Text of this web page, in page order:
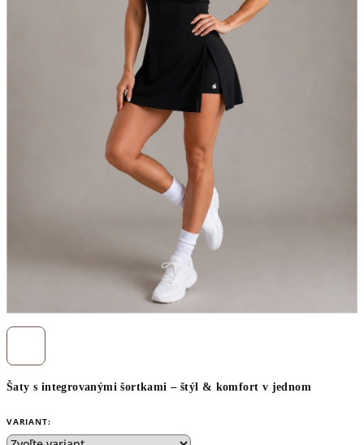
Šaty s integrovanými šortkami – štýl & komfort v jednom
VARIANT: